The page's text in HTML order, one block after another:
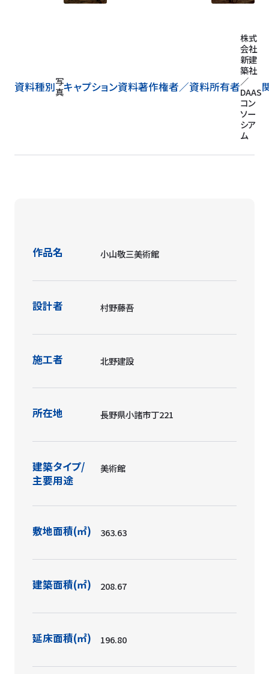
資料種別写
真キャプション資料著作権者／資料所有者
株式
会社
新建
築社
／
DAAS
コン
ソー
シア
ム
作品名 小山敬三美術館
設計者 村野藤吾
施工者 北野建設
所在地 長野県小諸市丁221
建築タイプ/
主要用途
美術館
敷地面積(㎡) 363.63
建築面積(㎡) 208.67
延床面積(㎡) 196.80